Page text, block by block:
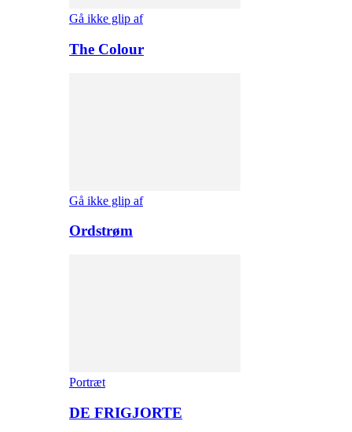
Gå ikke glip af
The Colour
Gå ikke glip af
Ordstrøm
Portræt
DE FRIGJORTE